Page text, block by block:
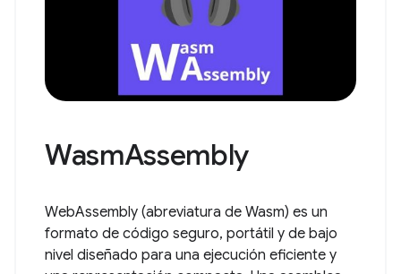
WasmAssembly
WebAssembly (abreviatura de Wasm) es un
formato de código seguro, portátil y de bajo
nivel diseñado para una ejecución eficiente y